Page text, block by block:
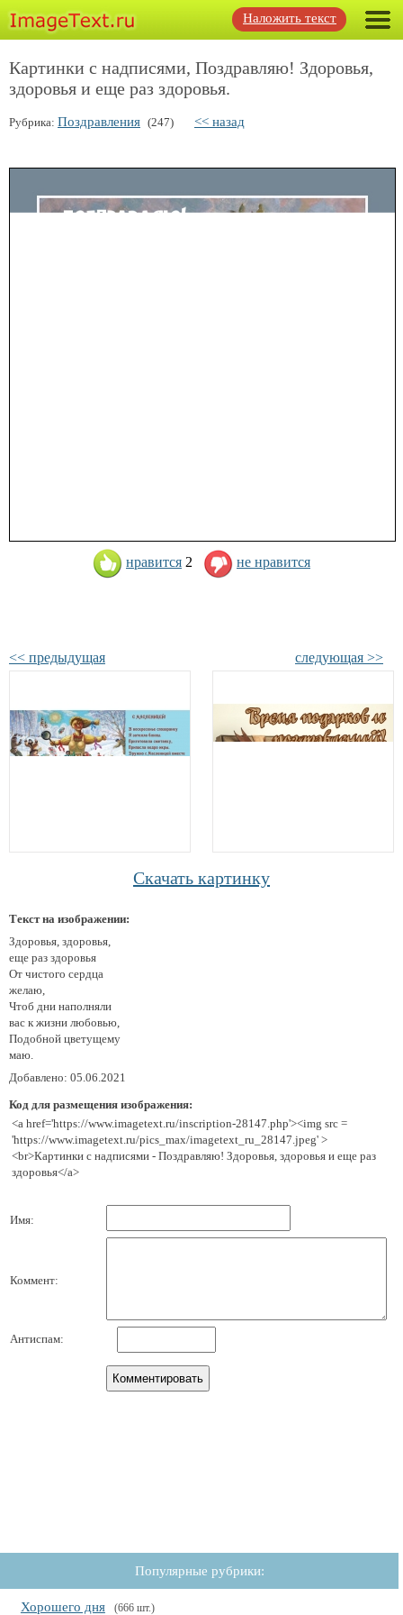
Наложить текст
Картинки с надписями, Поздравляю! Здоровья,
здоровья и еще раз здоровья.
Рубрика: Поздравления (247) << назад
нравится 2 не нравится
<< предыдущая следующая >>
Скачать картинку
Текст на изображении:
Здоровья, здоровья,
еще раз здоровья
От чистого сердца
желаю,
Чтоб дни наполняли
вас к жизни любовью,
Подобной цветущему
маю.
Добавлено: 05.06.2021
Код для размещения изображения:
<a href='https://www.imagetext.ru/inscription-28147.php'><img src =
'https://www.imagetext.ru/pics_max/imagetext_ru_28147.jpeg' >
<br>Картинки с надписями - Поздравляю! Здоровья, здоровья и еще раз
здоровья</a>
Имя:
Коммент:
Антиспам:
Популярные рубрики:
Хорошего дня (666 шт.)